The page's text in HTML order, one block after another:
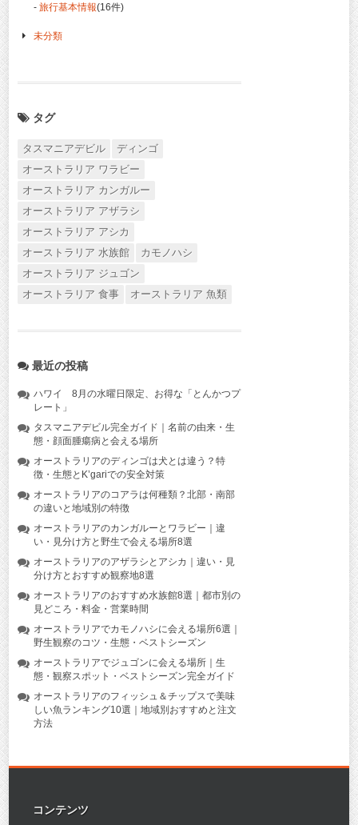
- 旅行基本情報(16件)
未分類
タグ
タスマニアデビル
ディンゴ
オーストラリア ワラビー
オーストラリア カンガルー
オーストラリア アザラシ
オーストラリア アシカ
オーストラリア 水族館
カモノハシ
オーストラリア ジュゴン
オーストラリア 食事
オーストラリア 魚類
最近の投稿
ハワイ 8月の水曜日限定、お得な「とんかつプ
レート」
タスマニアデビル完全ガイド｜名前の由来・生
態・顔面腫瘍病と会える場所
オーストラリアのディンゴは犬とは違う？特
徴・生態とK’gariでの安全対策
オーストラリアのコアラは何種類？北部・南部
の違いと地域別の特徴
オーストラリアのカンガルーとワラビー｜違
い・見分け方と野生で会える場所8選
オーストラリアのアザラシとアシカ｜違い・見
分け方とおすすめ観察地8選
オーストラリアのおすすめ水族館8選｜都市別の
見どころ・料金・営業時間
オーストラリアでカモノハシに会える場所6選｜
野生観察のコツ・生態・ベストシーズン
オーストラリアでジュゴンに会える場所｜生
態・観察スポット・ベストシーズン完全ガイド
オーストラリアのフィッシュ＆チップスで美味
しい魚ランキング10選｜地域別おすすめと注文
方法
コンテンツ